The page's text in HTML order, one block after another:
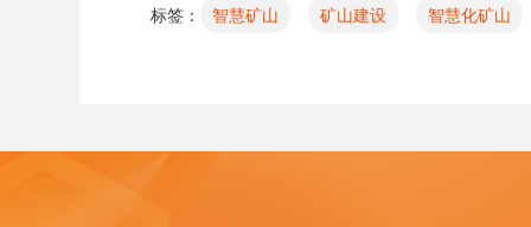
标签： 智慧矿山 矿山建设 智慧化矿山